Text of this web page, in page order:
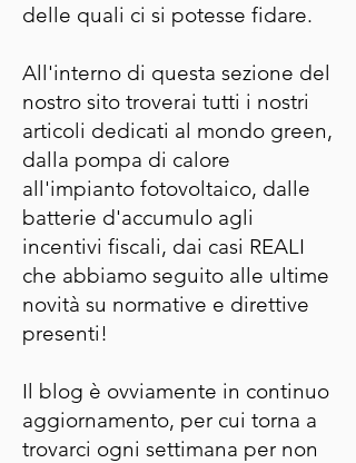
delle quali ci si potesse fidare.
All'interno di questa sezione del
nostro sito troverai tutti i nostri
articoli dedicati al mondo green,
dalla pompa di calore
all'impianto fotovoltaico, dalle
batterie d'accumulo agli
incentivi fiscali, dai casi REALI
che abbiamo seguito alle ultime
novità su normative e direttive
presenti!
Il blog è ovviamente in continuo
aggiornamento, per cui torna a
trovarci ogni settimana per non